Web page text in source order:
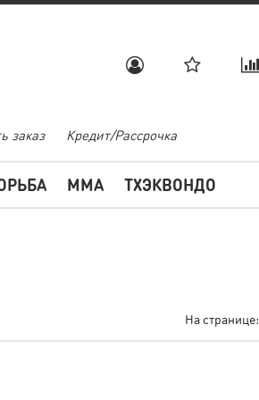
заказ Кредит/Рассрочка
MMA ТХЭКВОНДО
На странице: